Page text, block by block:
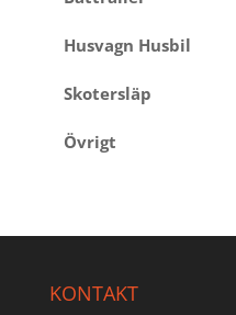
Husvagn Husbil
Skotersläp
Övrigt
KONTAKT